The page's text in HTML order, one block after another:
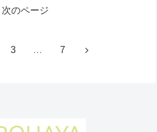
次のページ
3 … 7